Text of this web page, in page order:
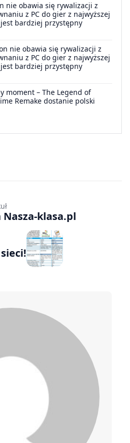
nie obawia się rywalizacji z
z PC do gier z najwyższej
bardziej przystępny
nie obawia się rywalizacji z
z PC do gier z najwyższej
bardziej przystępny
moment – The Legend of
Remake dostanie polski
Nasza-klasa.pl